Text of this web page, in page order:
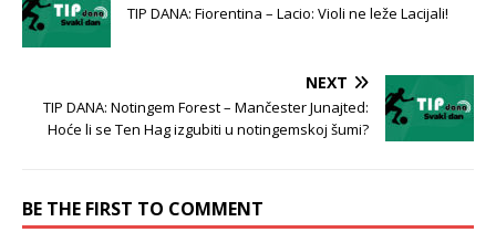
TIP DANA: Fiorentina – Lacio: Violi ne leže Lacijali!
NEXT
TIP DANA: Notingem Forest – Mančester Junajted:
Hoće li se Ten Hag izgubiti u notingemskoj šumi?
BE THE FIRST TO COMMENT